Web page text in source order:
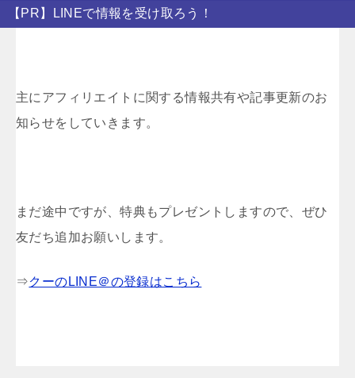
【PR】LINEで情報を受け取ろう！
主にアフィリエイトに関する情報共有や記事更新のお
知らせをしていきます。
まだ途中ですが、特典もプレゼントしますので、ぜひ
友だち追加お願いします。
⇒クーのLINE＠の登録はこちら